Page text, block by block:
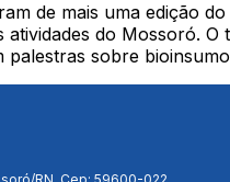
de mais uma edição
do Mossoró.
palestras sobre